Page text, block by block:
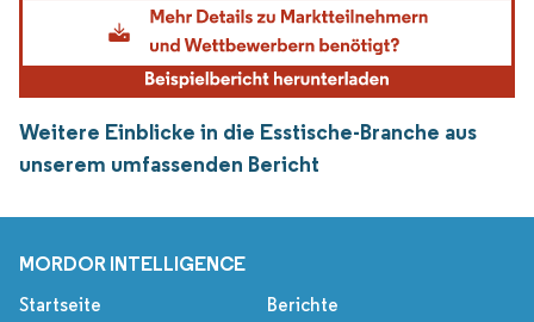
Weitere Einblicke in die Esstische-Branche aus
unserem umfassenden Bericht
MORDOR INTELLIGENCE
Startseite Berichte